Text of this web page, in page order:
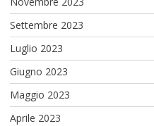
Settembre 2023
Luglio 2023
Giugno 2023
Maggio 2023
Aprile 2023